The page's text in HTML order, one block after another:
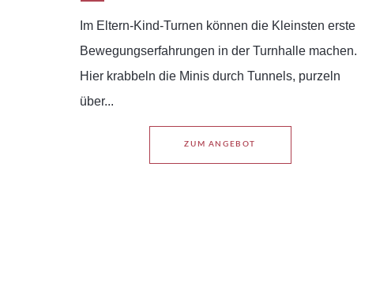
Im Eltern-Kind-Turnen können die Kleinsten erste
Bewegungserfahrungen in der Turnhalle machen.
Hier krabbeln die Minis durch Tunnels, purzeln
über...
ZUM ANGEBOT